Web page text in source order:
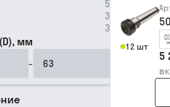
5
3
3
мм
–
12 шт
5